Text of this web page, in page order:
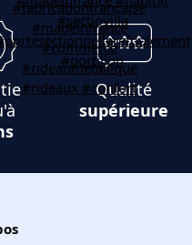
Qualité
supérieure